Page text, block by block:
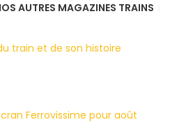
AUTRES MAGAZINES TRAINS
train et de son histoire
Ferrovissime pour août